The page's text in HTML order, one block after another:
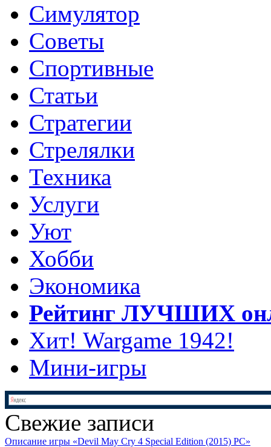
Симулятор
Советы
Спортивные
Статьи
Стратегии
Стрелялки
Техника
Услуги
Уют
Хобби
Экономика
Рейтинг ЛУЧШИХ
Хит! Wargame 1942!
Мини-игры
Свежие записи
Описание игры «Devil May Cry 4 Special Edition (2015) PC»